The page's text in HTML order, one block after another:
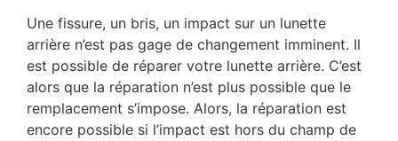
Une fissure, un bris, un impact sur un lunette
arrière n’est pas gage de changement imminent. Il
est possible de réparer votre lunette arrière. C’est
alors que la réparation n’est plus possible que le
remplacement s’impose. Alors, la réparation est
encore possible si l’impact est hors du champ de